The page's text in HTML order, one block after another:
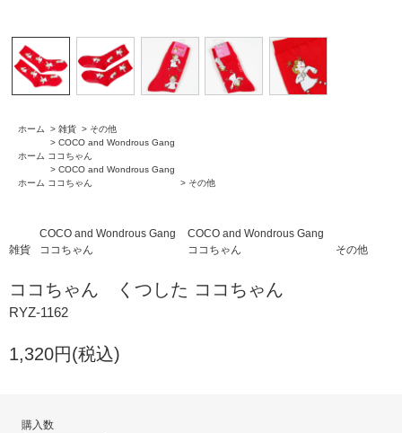
ホーム > 雑貨 > その他
ホーム
> COCO and Wondrous Gang
ココちゃん
ホーム
> COCO and Wondrous Gang
ココちゃん
> その他
雑貨
COCO and Wondrous Gang
ココちゃん
COCO and Wondrous Gang
ココちゃん
その他
ココちゃん くつした ココちゃん
RYZ-1162
1,320円(税込)
購入数